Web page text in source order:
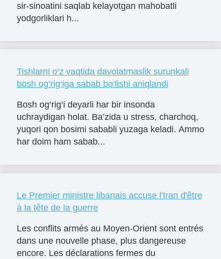
sir-sinoatini saqlab kelayotgan mahobatli
yodgorliklari h...
Tishlarni o‘z vaqtida davolatmaslik surunkali
bosh og‘rig‘iga sabab bo‘lishi aniqlandi
Bosh og‘rig‘i deyarli har bir insonda
uchraydigan holat. Ba’zida u stress, charchoq,
yuqori qon bosimi sababli yuzaga keladi. Ammo
har doim ham sabab...
Le Premier ministre libanais accuse l'Iran d'être
à la tête de la guerre
Les conflits armés au Moyen-Orient sont entrés
dans une nouvelle phase, plus dangereuse
encore. Les déclarations fermes du